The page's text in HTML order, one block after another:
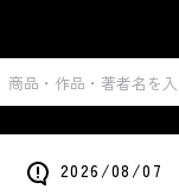
2026/08/07